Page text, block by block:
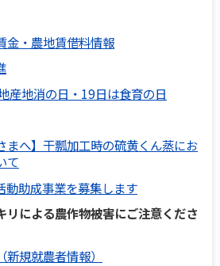
金・農地賃借料情報
産地消の日・19日は食育の日
まへ】干瓢加工時の硫黄くん蒸にお
て
動助成事業を募集します
リによる農作物被害にご注意くださ
規就農者情報）